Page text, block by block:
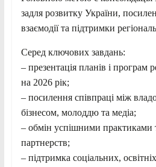
задля розвитку України,
взаємодії та підтримки
Серед ключових завдань:
– презентація планів і програм
на 2026 рік;
– посилення співпраці між
бізнесом, молоддю та медіа;
– обмін успішними практиками
партнерств;
– підтримка соціальних,